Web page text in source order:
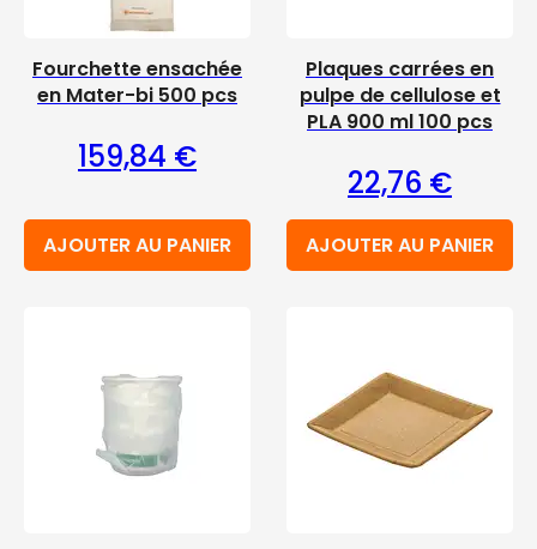
Fourchette ensachée
en Mater-bi 500 pcs
159,84 €
AJOUTER AU PANIER
Plaques carrées en
pulpe de cellulose et
PLA 900 ml 100 pcs
22,76 €
AJOUTER AU PANIER